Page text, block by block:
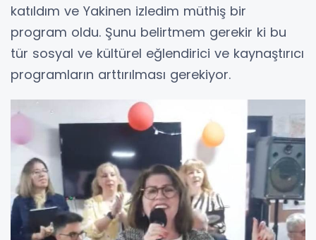
katıldım ve Yakinen izledim müthiş bir
program oldu. Şunu belirtmem gerekir ki bu
tür sosyal ve kültürel eğlendirici ve kaynaştırıcı
programların arttırılması gerekiyor.